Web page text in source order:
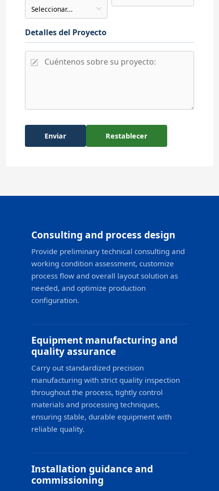
Detalles del Proyecto
Enviar Restablecer
Consulting and process design
Provide preliminary technical consulting and
working condition assessment, customize
process flow and overall layout solution as
needed, and optimize production
configuration.
Equipment manufacturing and
quality assurance
Carry out standardized precision
manufacturing with strict quality inspection
throughout the process, tightly control
materials and processing techniques,
ensuring stable, durable equipment with
reliable quality.
Installation guidance and
commissioning